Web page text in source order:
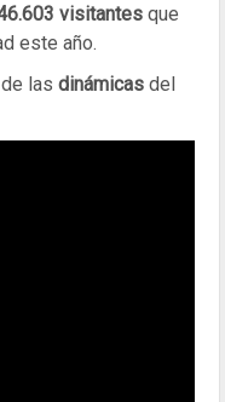
visitantes que
este año.
las dinámicas del